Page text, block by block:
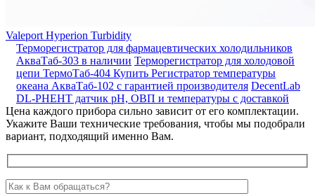
Valeport Hyperion Turbidity
Терморегистратор для фармацевтических холодильников
АкваТаб-303 в наличии Терморегистратор для холодовой
цепи ТермоТаб-404 Купить Регистратор температуры
океана АкваТаб-102 с гарантией производителя DecentLab
DL-PHEHT датчик pH, ОВП и температуры с доставкой
Цена каждого прибора сильно зависит от его комплектации.
Укажите Ваши технические требования, чтобы мы подобрали
вариант, подходящий именно Вам.